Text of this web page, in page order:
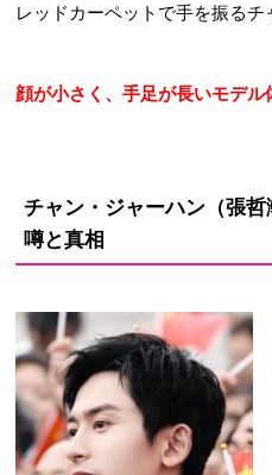
レッドカーペットで手を振るチ
顔が小さく、手足が長いモデル
チャン・ジャーハン（張
噂と真相